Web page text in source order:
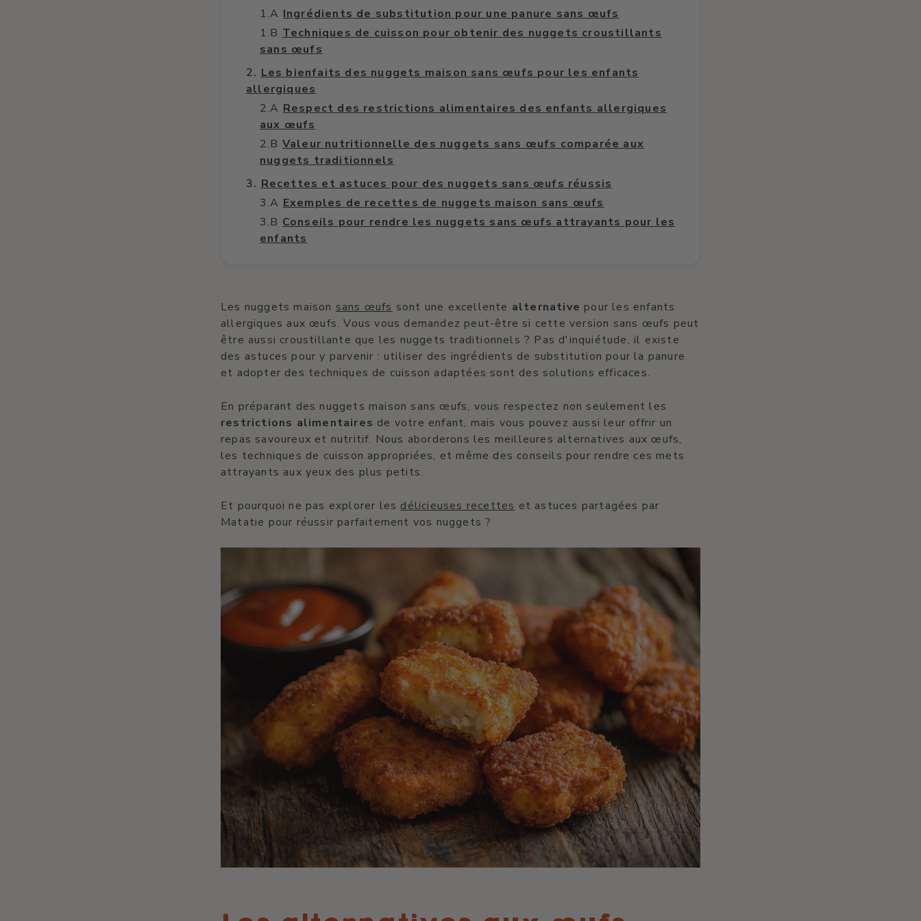
Ingrédients de substitution pour une panure sans œufs
Techniques de cuisson pour obtenir des nuggets croustillants
sans œufs
Les bienfaits des nuggets maison sans œufs pour les enfants
allergiques
Respect des restrictions alimentaires des enfants allergiques
aux œufs
Valeur nutritionnelle des nuggets sans œufs comparée aux
nuggets traditionnels
Recettes et astuces pour des nuggets sans œufs réussis
Exemples de recettes de nuggets maison sans œufs
Conseils pour rendre les nuggets sans œufs attrayants pour les
enfants
Les nuggets maison sans œufs sont une excellente alternative pour les enfants
allergiques aux œufs. Vous vous demandez peut-être si cette version sans œufs peut
être aussi croustillante que les nuggets traditionnels ? Pas d'inquiétude, il existe
des astuces pour y parvenir : utiliser des ingrédients de substitution pour la panure
et adopter des techniques de cuisson adaptées sont des solutions efficaces.
En préparant des nuggets maison sans œufs, vous respectez non seulement les
restrictions alimentaires de votre enfant, mais vous pouvez aussi leur offrir un
repas savoureux et nutritif. Nous aborderons les meilleures alternatives aux œufs,
les techniques de cuisson appropriées, et même des conseils pour rendre ces mets
attrayants aux yeux des plus petits.
Et pourquoi ne pas explorer les délicieuses recettes et astuces partagées par
Matatie pour réussir parfaitement vos nuggets ?